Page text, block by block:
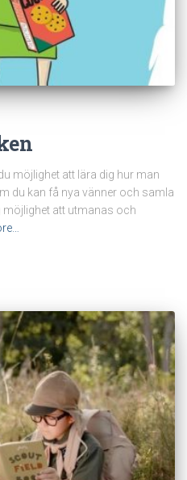
möjlighet att lära dig hur man
du kan få nya vänner och samla
att utmanas och